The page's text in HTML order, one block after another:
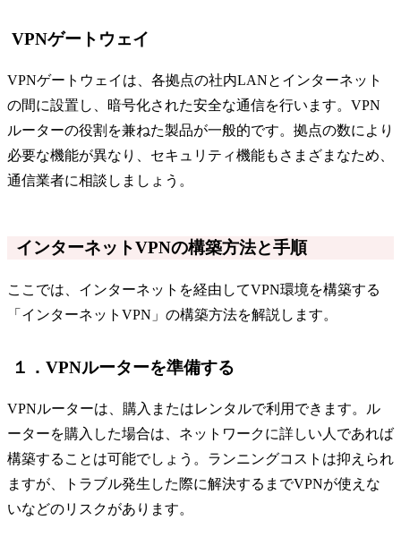
VPNゲートウェイ
VPNゲートウェイは、各拠点の社内LANとインターネット
の間に設置し、暗号化された安全な通信を行います。VPN
ルーターの役割を兼ねた製品が一般的です。拠点の数により
必要な機能が異なり、セキュリティ機能もさまざまなため、
通信業者に相談しましょう。
インターネットVPNの構築方法と手順
ここでは、インターネットを経由してVPN環境を構築する
「インターネットVPN」の構築方法を解説します。
１．VPNルーターを準備する
VPNルーターは、購入またはレンタルで利用できます。ル
ーターを購入した場合は、ネットワークに詳しい人であれば
構築することは可能でしょう。ランニングコストは抑えられ
ますが、トラブル発生した際に解決するまでVPNが使えな
いなどのリスクがあります。